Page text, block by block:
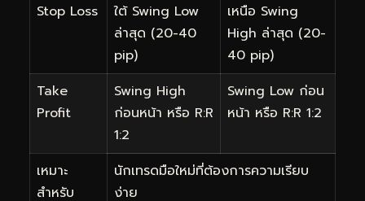
Stop Loss
ใต้ Swing Low
ล่าสุด (20-40
pip)
เหนือ Swing
High ล่าสุด (20-
40 pip)
Take
Profit
Swing High
ก่อนหน้า หรือ R:R
1:2
Swing Low ก่อน
หน้า หรือ R:R 1:2
เหมาะ
สำหรับ
นักเทรดมือใหม่ที่ต้องการความเรียบ
ง่าย